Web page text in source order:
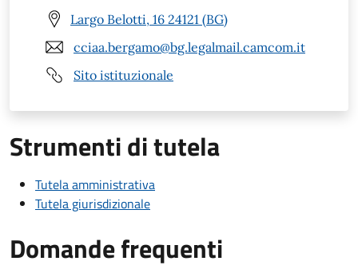
Largo Belotti, 16 24121 (BG)
cciaa.bergamo@bg.legalmail.camcom.it
Sito istituzionale
Strumenti di tutela
Tutela amministrativa
Tutela giurisdizionale
Domande frequenti